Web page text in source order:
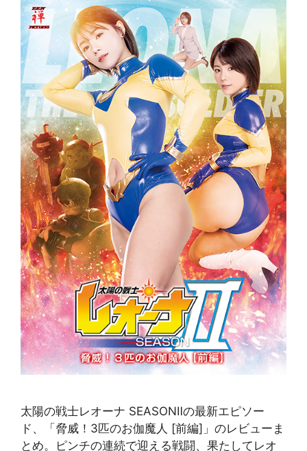
太陽の戦士レオーナ SEASONⅡの最新エピソー
ド、「脅威！3匹のお伽魔人 [前編]」のレビューま
とめ。ピンチの連続で迎える戦闘、果たしてレオ